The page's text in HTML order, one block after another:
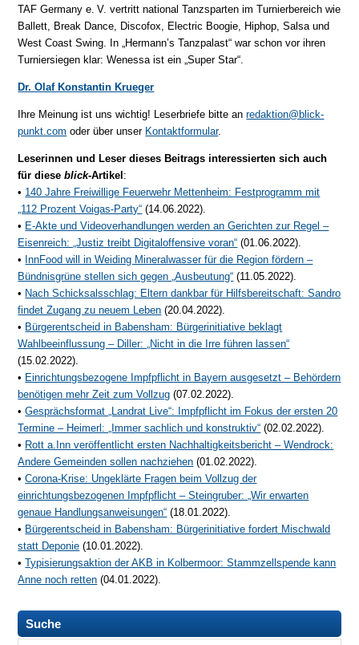
TAF Germany e. V. ver­tritt na­tio­nal Tanz­spar­ten im Tur­nier­be­reich wie
Ballett, Break Dance, Discofox, Electric Boogie, Hiphop, Salsa und
West Coast Swing. In „Hermann’s Tanzpalast“ war schon vor ihren
Tur­nier­sie­gen klar: Wenessa ist ein „Super Star“.
Dr. Olaf Konstantin Krueger
Ihre Meinung ist uns wichtig! Leserbriefe bitte anredaktion@blick-
punkt.com oder über unser Kontaktformular.
Leserinnen und Leser dieses Beitrags interessierten sich auch
für dieseblick-Artikel :
• 140 Jahre Freiwillige Feuerwehr Mettenheim: Festprogramm mit
„112 Prozent Voigas-Party“ (14.06.2022).
• E-Akte und Videoverhandlungen werden an Gerichten zur Regel –
Eisenreich: „Justiz treibt Digitaloffensive voran“ (01.06.2022).
• InnFood will in Weiding Mineralwasser für die Region fördern –
Bündnisgrüne stellen sich gegen „Ausbeutung“ (11.05.2022).
• Nach Schicksalsschlag: Eltern dankbar für Hilfsbereitschaft: Sandro
findet Zugang zu neuem Leben (20.04.2022).
• Bürgerentscheid in Babensham: Bürgerinitiative beklagt
Wahlbeeinflussung – Diller: „Nicht in die Irre führen lassen“
(15.02.2022).
• Einrichtungsbezogene Impfpflicht in Bayern ausgesetzt – Behördern
benötigen mehr Zeit zum Vollzug (07.02.2022).
•Gesprächsformat „Landrat Live“: Impfpflicht im Fokus der ersten 20
Termine – Heimerl: „Immer sachlich und konstruktiv“ (02.02.2022).
• Rott a.Inn veröffentlicht ersten Nachhaltigkeitsbericht – Wendrock:
Andere Gemeinden sollen nachziehen (01.02.2022).
•Corona-Krise: Ungeklärte Fragen beim Vollzug der
einrichtungsbezogenen Impfpflicht – Steingruber: „Wir erwarten
genaue Handlungsanweisungen“ (18.01.2022).
• Bürgerentscheid in Babensham: Bürgerinitiative fordert Mischwald
statt Deponie (10.01.2022).
•Typisierungsaktion der AKB in Kolbermoor: Stammzellspende kann
Anne noch retten (04.01.2022).
Suche